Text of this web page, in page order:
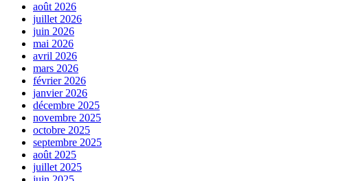
août 2026
juillet 2026
juin 2026
mai 2026
avril 2026
mars 2026
février 2026
janvier 2026
décembre 2025
novembre 2025
octobre 2025
septembre 2025
août 2025
juillet 2025